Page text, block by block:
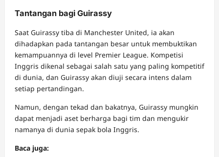
Tantangan bagi Guirassy
Saat Guirassy tiba di Manchester United, ia akan
dihadapkan pada tantangan besar untuk membuktikan
kemampuannya di level Premier League. Kompetisi
Inggris dikenal sebagai salah satu yang paling kompetitif
di dunia, dan Guirassy akan diuji secara intens dalam
setiap pertandingan.
Namun, dengan tekad dan bakatnya, Guirassy mungkin
dapat menjadi aset berharga bagi tim dan mengukir
namanya di dunia sepak bola Inggris.
Baca juga: